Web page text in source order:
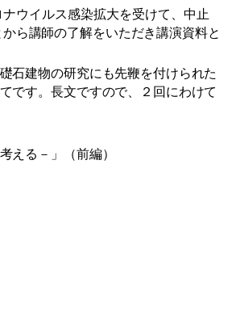
ウイルス感染拡大を受けて、中止
ら講師の了解をいただき講演資料と
建物の研究にも先鞭を付けられた
です。長文ですので、２回にわけて
える－」（前編）